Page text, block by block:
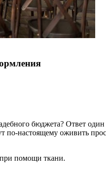
бюджета? Ответ
настоящему оживить
помощи ткани.